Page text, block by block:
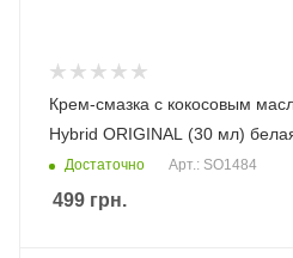
Крем-смазка с кокосовым
Hybrid ORIGINAL (30 мл)
Достаточно Арт.: SO1484
499 грн.